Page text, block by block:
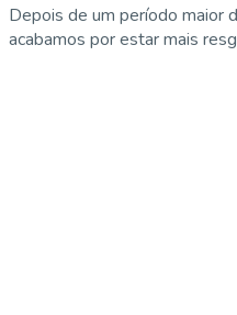
Depois de um período maior
acabamos por estar mais